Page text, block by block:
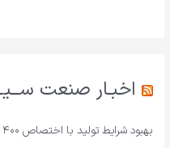
اخبـار صنعت
بهبود شرایط تولید با اختصاص ۴۰۰ مگاوات برق به صنعت سیمان